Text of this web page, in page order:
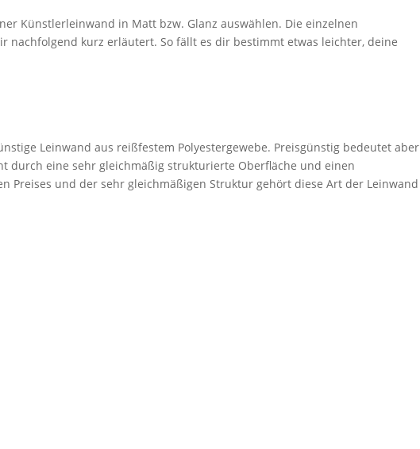
Künstlerleinwand in Matt bzw. Glanz auswählen. Die einzelnen
nachfolgend kurz erläutert. So fällt es dir bestimmt etwas leichter, deine
Leinwand aus reißfestem Polyestergewebe. Preisgünstig bedeutet aber
durch eine sehr gleichmäßig strukturierte Oberfläche und einen
Preises und der sehr gleichmäßigen Struktur gehört diese Art der Leinwand